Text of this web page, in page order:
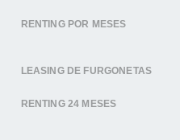
RENTING POR MESES
LEASING DE FURGONETAS
RENTING 24 MESES